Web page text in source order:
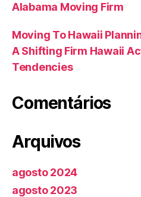
Alabama Moving Firm
Moving To Hawaii
A Shifting Firm Hawaii
Tendencies
Comentários
Arquivos
agosto 2024
agosto 2023